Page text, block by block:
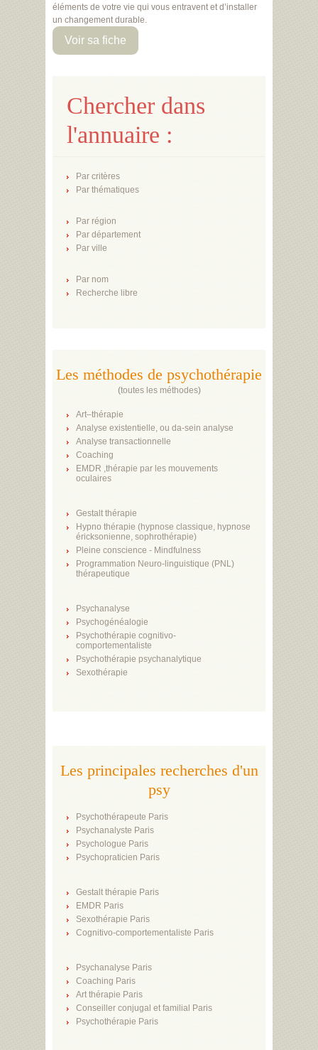
éléments de votre vie qui vous entravent et d’installer
un changement durable.
Voir sa fiche
Chercher dans
l'annuaire :
Par critères
Par thématiques
Par région
Par département
Par ville
Par nom
Recherche libre
Les méthodes de psychothérapie
(toutes les méthodes)
Art–thérapie
Analyse existentielle, ou da-sein analyse
Analyse transactionnelle
Coaching
EMDR ,thérapie par les mouvements
oculaires
Gestalt thérapie
Hypno thérapie (hypnose classique, hypnose
éricksonienne, sophrothérapie)
Pleine conscience - Mindfulness
Programmation Neuro-linguistique (PNL)
thérapeutique
Psychanalyse
Psychogénéalogie
Psychothérapie cognitivo-
comportementaliste
Psychothérapie psychanalytique
Sexothérapie
Les principales recherches d'un
psy
Psychothérapeute Paris
Psychanalyste Paris
Psychologue Paris
Psychopraticien Paris
Gestalt thérapie Paris
EMDR Paris
Sexothérapie Paris
Cognitivo-comportementaliste Paris
Psychanalyse Paris
Coaching Paris
Art thérapie Paris
Conseiller conjugal et familial Paris
Psychothérapie Paris